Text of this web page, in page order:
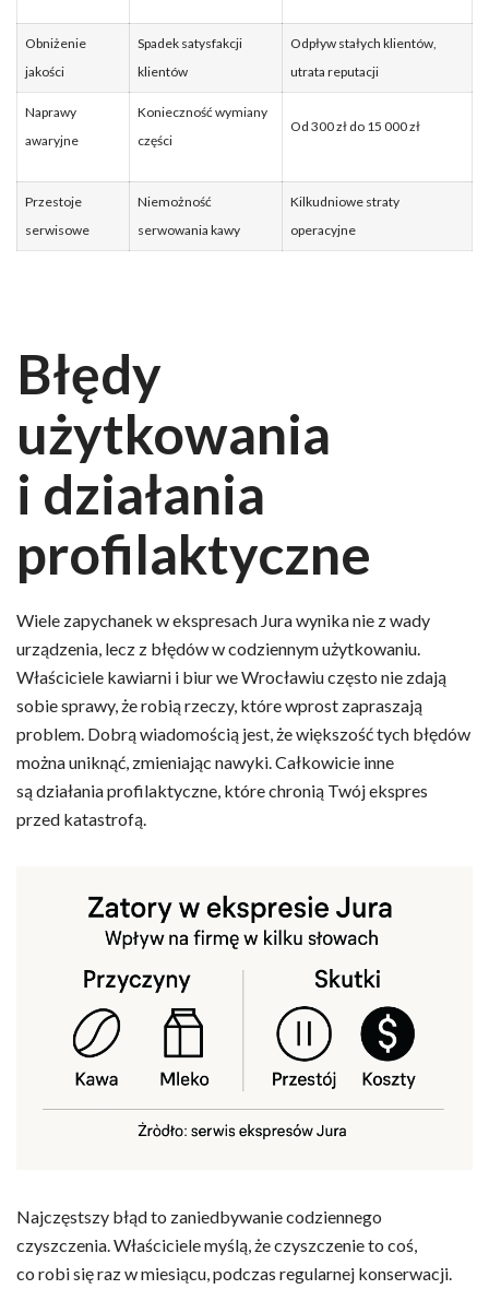
Obniżenie
jakości
Spadek satysfakcji
klientów
Odpływ stałych klientów,
utrata reputacji
Naprawy
awaryjne
Konieczność wymiany
części
Od 300 zł do 15 000 zł
Przestoje
serwisowe
Niemożność
serwowania kawy
Kilkudniowe straty
operacyjne
Błędy
użytkowania
i działania
profilaktyczne
Wiele zapychanek w ekspresach Jura wynika nie z wady
urządzenia, lecz z błędów w codziennym użytkowaniu.
Właściciele kawiarni i biur we Wrocławiu często nie zdają
sobie sprawy, że robią rzeczy, które wprost zapraszają
problem. Dobrą wiadomością jest, że większość tych błędów
można uniknąć, zmieniając nawyki. Całkowicie inne
są działania profilaktyczne, które chronią Twój ekspres
przed katastrofą.
Najczęstszy błąd to zaniedbywanie codziennego
czyszczenia. Właściciele myślą, że czyszczenie to coś,
co robi się raz w miesiącu, podczas regularnej konserwacji.